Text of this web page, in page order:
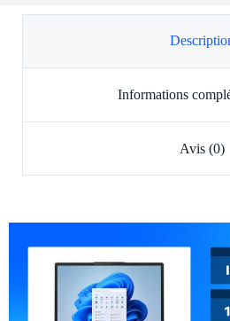
Informations
Avis (0)